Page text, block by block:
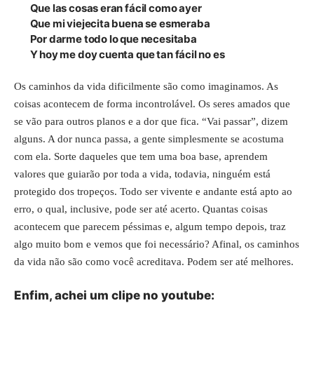
Que las cosas eran fácil como ayer
Que mi viejecita buena se esmeraba
Por darme todo lo que necesitaba
Y hoy me doy cuenta que tan fácil no es
Os caminhos da vida dificilmente são como imaginamos. As
coisas acontecem de forma incontrolável. Os seres amados que
se vão para outros planos e a dor que fica. “Vai passar”, dizem
alguns. A dor nunca passa, a gente simplesmente se acostuma
com ela. Sorte daqueles que tem uma boa base, aprendem
valores que guiarão por toda a vida, todavia, ninguém está
protegido dos tropeços. Todo ser vivente e andante está apto ao
erro, o qual, inclusive, pode ser até acerto. Quantas coisas
acontecem que parecem péssimas e, algum tempo depois, traz
algo muito bom e vemos que foi necessário? Afinal, os caminhos
da vida não são como você acreditava. Podem ser até melhores.
Enfim, achei um clipe no youtube: